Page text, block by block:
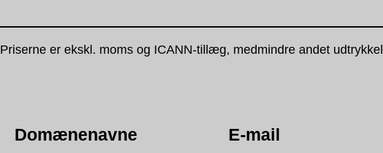
Priserne er ekskl. moms og ICANN-tillæg, medmindre andet
Domænenavne E-mail